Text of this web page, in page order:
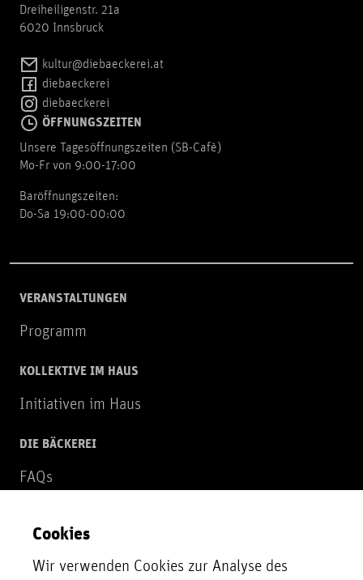
Dreiheiligenstr. 21a
6020 Innsbruck
kultur@diebaeckerei.at
diebaeckerei
diebaeckerei
ÖFFNUNGSZEITEN
Unsere Tagesöffnungszeiten (SB-Cafè)
Mo-Fr von 9:00-17:00
Baröffnungszeiten:
Do-Sa 19:00-00:00
VERANSTALTUNGEN
Programm
KOLLEKTIVE IM HAUS
Initiativen im Haus
DIE BÄCKEREI
FAQs
NEWSLETTER
Zur Newsletter Anmeldung
Cookies
Wir verwenden Cookies zur Analyse des